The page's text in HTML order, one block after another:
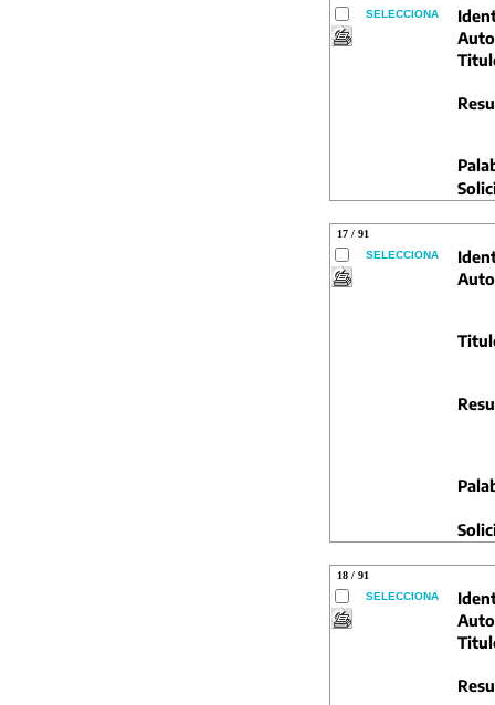
SELECCIONA
17 / 91
SELECCIONA
18 / 91
SELECCIONA